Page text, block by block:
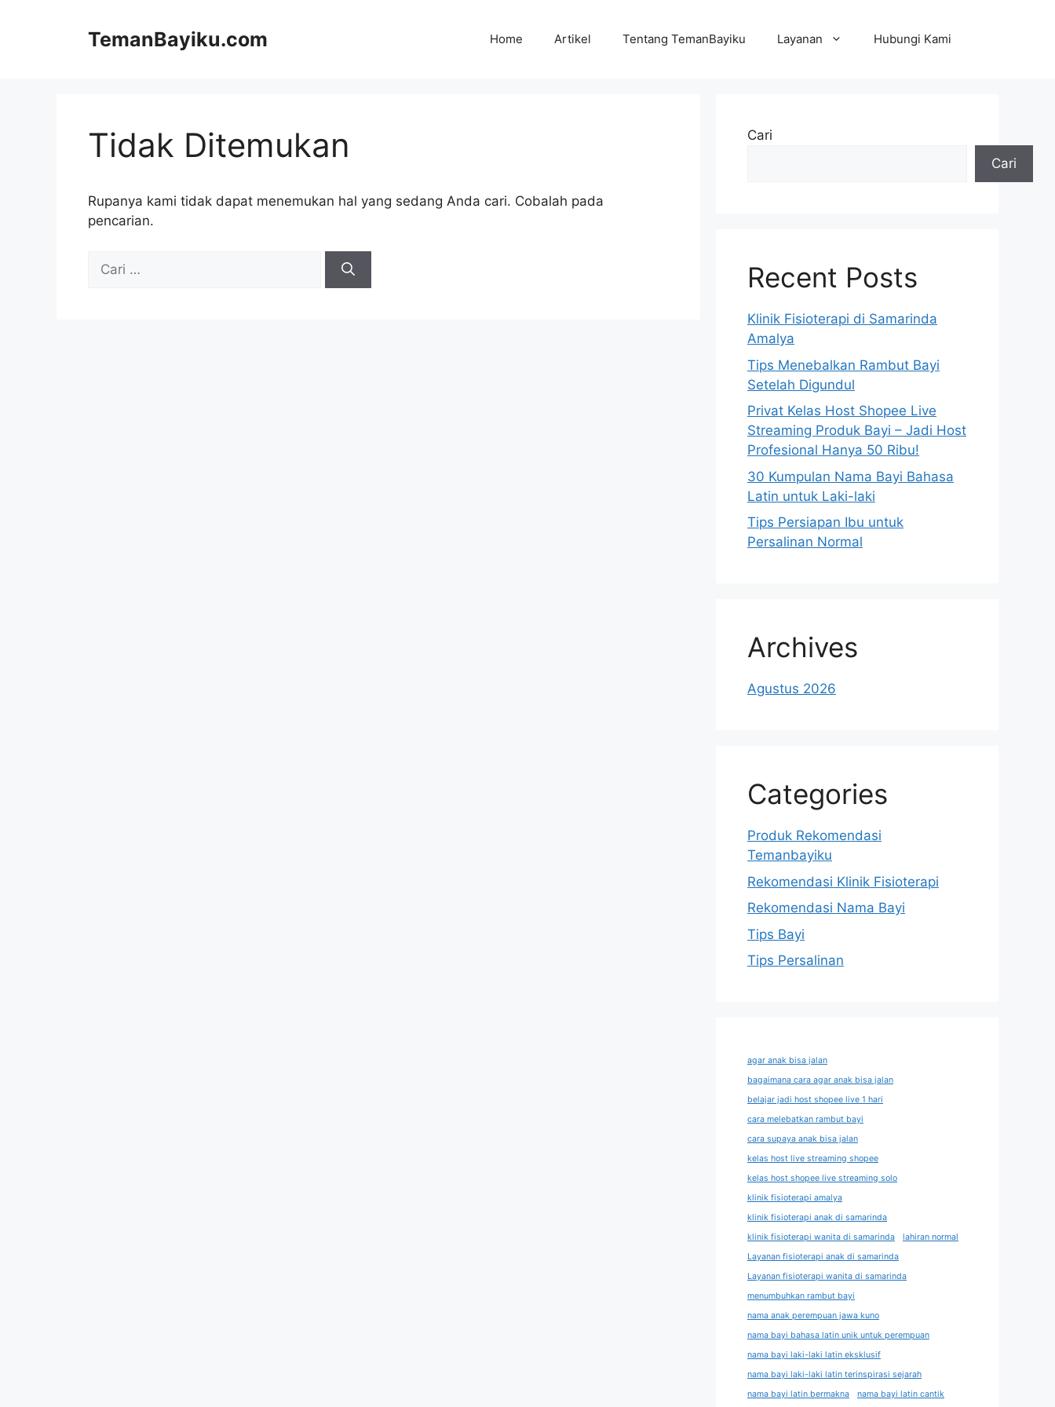
TemanBayiku.com Home Artikel Tentang TemanBayiku Layanan Hubungi Kami
Tidak Ditemukan
Rupanya kami tidak dapat menemukan hal yang sedang Anda cari. Cobalah pada
pencarian.
untuk:
Cari
Cari
Recent Posts
Klinik Fisioterapi di Samarinda
Amalya
Tips Menebalkan Rambut Bayi
Setelah Digundul
Privat Kelas Host Shopee Live
Streaming Produk Bayi – Jadi Host
Profesional Hanya 50 Ribu!
30 Kumpulan Nama Bayi Bahasa
Latin untuk Laki-laki
Tips Persiapan Ibu untuk
Persalinan Normal
Archives
Agustus 2026
Categories
Produk Rekomendasi
Temanbayiku
Rekomendasi Klinik Fisioterapi
Rekomendasi Nama Bayi
Tips Bayi
Tips Persalinan
agar anak bisa jalan
bagaimana cara agar anak bisa jalan
belajar jadi host shopee live 1 hari
cara melebatkan rambut bayi
cara supaya anak bisa jalan
kelas host live streaming shopee
kelas host shopee live streaming solo
klinik fisioterapi amalya
klinik fisioterapi anak di samarinda
klinik fisioterapi wanita di samarinda
lahiran normal
Layanan fisioterapi anak di samarinda
Layanan fisioterapi wanita di samarinda
menumbuhkan rambut bayi
nama anak perempuan jawa kuno
nama bayi bahasa latin unik untuk perempuan
nama bayi laki-laki latin eksklusif
nama bayi laki-laki latin terinspirasi sejarah
nama bayi latin bermakna
nama bayi latin cantik